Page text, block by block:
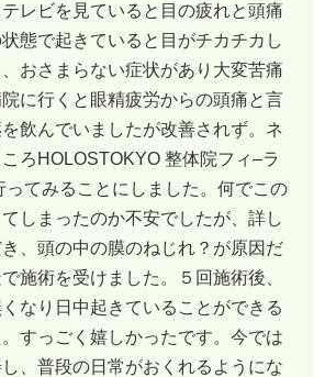
レビを見ていると目の疲れと頭痛
態で起きていると目がチカチカし
おさまらない症状があり大変苦痛
に行くと眼精疲労からの頭痛と言
飲んでいましたが改善されず。ネ
ろHOLOSTOKYO 整体院フィ–ラ
ってみることにしました。何でこの
しまったのか不安でしたが、詳し
、頭の中の膜のねじれ？が原因だ
施術を受けました。５回施術後、
なり日中起きていることができる
すっごく嬉しかったです。今では
、普段の日常がおくれるようにな